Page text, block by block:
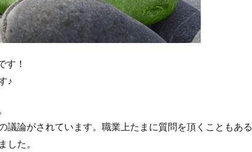
す！
♪
議論がされています。職業上たまに質問を頂くこともある
した。